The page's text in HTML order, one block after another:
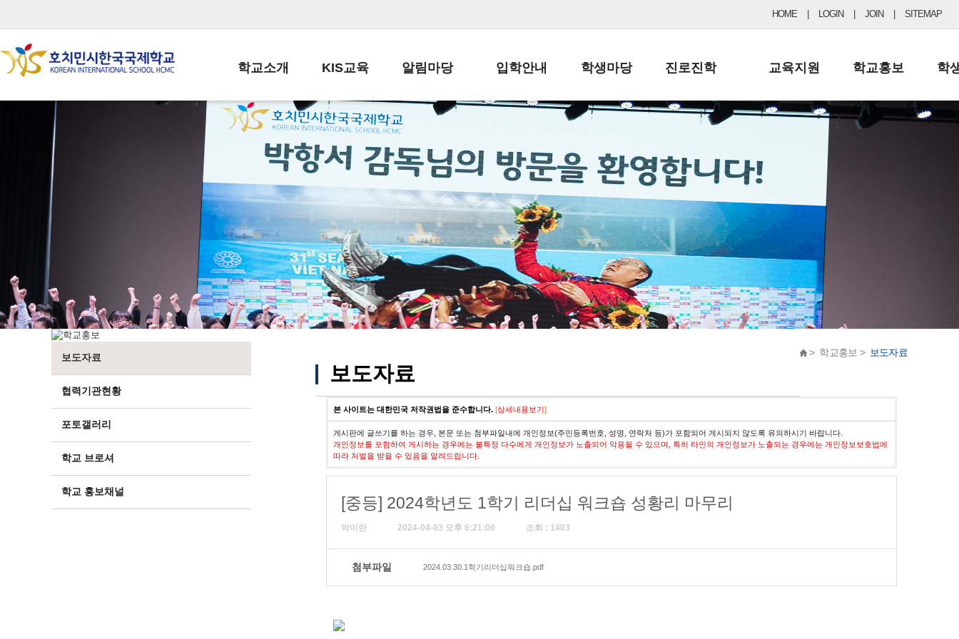
HOME LOGIN JOIN SITEMAP
학교소개
학교장인사말
학교상징
학교연혁
교직원현황
학생현황
위치/전화
전경사진
KIS교육
교육목표
학사일정
일과시간표
성과평가자료
알림마당
공지사항
납부금 안내
스쿨버스 운행 안내
급식안내
서식자료실
학부모방
정기고사 기출문제
입학안내
전-편입 서류양식
입학금/수업료
교복구입안내
학생마당
학생생활규정
학교신문
자율진로동아리
유초등 소식지
진로진학
공지사항 및 입시자료
드림레터
교육지원
행정실
학교운영위원회
학교건축기금
학교홍보
보도자료
학
보도자료
협력기관현황
포토갤러리
학교 브로셔
학교 홍보채널
> 학교홍보 > 보도자료
보도자료
본 사이트는 대한민국 저작권법을 준수합니다. [상세내용보기]
게시판에 글쓰기를 하는 경우, 본문 또는 첨부파일내에 개인정보(주민등록번호, 성명, 연락처 등)가 포함되어 게시되지 않도록 유의하시기 바랍니다.
개인정보를 포함하여 게시하는 경우에는 불특정 다수에게 개인정보가 노출되어 악용될 수 있으며, 특히 타인의 개인정보가 노출되는 경우에는 개인정보보호법에
따라 처벌을 받을 수 있음을 알려드립니다.
[중등] 2024학년도 1학기 리더십 워크숍 성황리 마무리
박미란 2024-04-03 오후 6:21:00 조회 : 1403
첨부파일 2024.03.30.1학기리더십워크숍.pdf